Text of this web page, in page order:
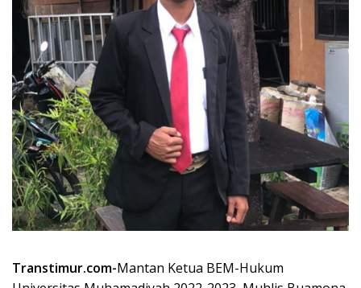
Transtimur.com-Mantan Ketua BEM-Hukum